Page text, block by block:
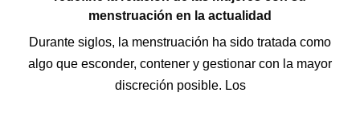
menstruación en la actualidad
Durante siglos, la menstruación ha sido tratada como
algo que esconder, contener y gestionar con la mayor
discreción posible. Los